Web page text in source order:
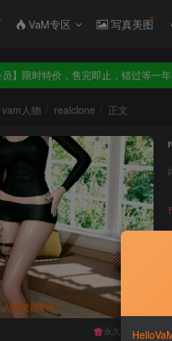
VaM专区 写真美图
】限时特价，售完即止，错过等一
】限时特价，售完即止，错过等一年
vam人物 realclone 正文
人物使用教程
永久至尊会员终